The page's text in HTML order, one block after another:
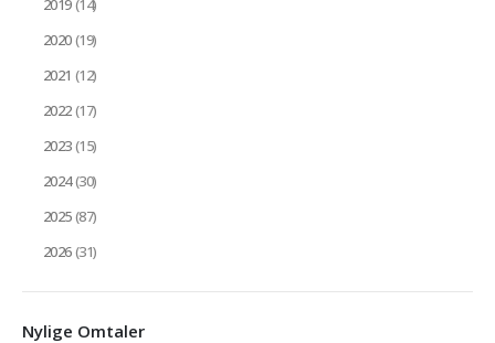
2019(14)
2020(19)
2021 (12)
2022(17)
2023(15)
2024(30)
2025(87)
2026(31)
Nylige Omtaler